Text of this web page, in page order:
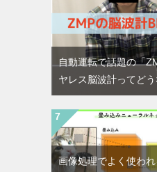
自動運転で話題の「
ヤレス脳波計ってどう
画像処理でよく使わ